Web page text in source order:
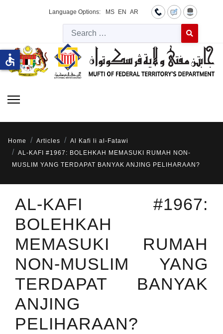
Language Options: MS EN AR
Type 2 or
Home Articles
Al Kafi li al-Fatawi
AL-KAFI #1967: BOLEHKAH MEMASUKI RUMAH NON-
MUSLIM YANG TERDAPAT BANYAK ANJING PELIHARAAN?
AL-KAFI #1967:
BOLEHKAH
MEMASUKI RUMAH
NON-MUSLIM YANG
TERDAPAT BANYAK
ANJING
PELIHARAAN?
accessible